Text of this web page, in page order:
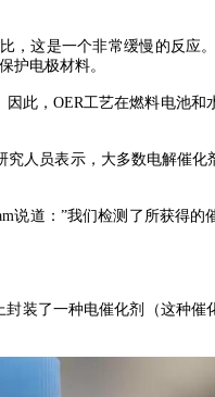
这是一个非常缓慢的反应
护电极材料。
，OER工艺在燃料电池
人员表示，大多数电解催
道：”我们检测了所获得
装了一种电催化剂（这种